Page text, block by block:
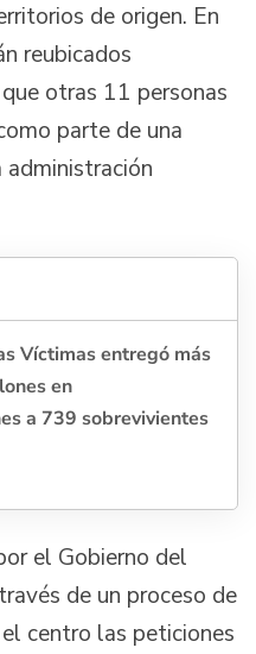
de origen. En
reubicados
otras 11 personas
parte de una
Víctimas entregó más
en
a 739 sobrevivientes
el Gobierno del
de un proceso de
centro las peticiones